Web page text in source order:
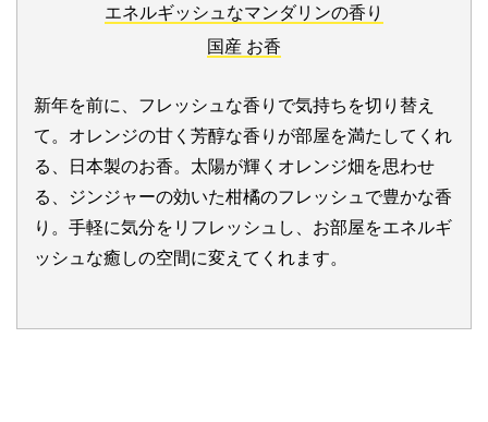
エネルギッシュなマンダリンの香り
国産 お香
新年を前に、フレッシュな香りで気持ちを切り替え
て。オレンジの甘く芳醇な香りが部屋を満たしてくれ
る、日本製のお香。太陽が輝くオレンジ畑を思わせ
る、ジンジャーの効いた柑橘のフレッシュで豊かな香
り。手軽に気分をリフレッシュし、お部屋をエネルギ
ッシュな癒しの空間に変えてくれます。